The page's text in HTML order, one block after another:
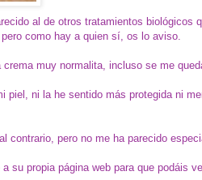
al de otros tratamientos biológicos
como hay a quien sí, os lo aviso.
muy normalita, incluso se me
piel, ni la he sentido más protegida ni
contrario, pero no me ha parecido
su propia página web para que podáis